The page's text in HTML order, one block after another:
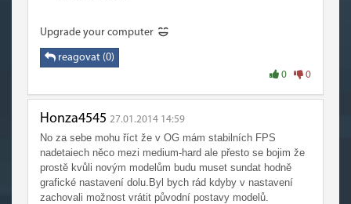
Upgrade your computer
reagovat (0)
0 0
Honza4545 27.01.2014 14:59
No za sebe mohu říct že v OG mám stabilních FPS
nadetaiech něco mezi medium-hard ale přesto se bojim že
prostě kvůli novým modelům budu muset sundat hodně
grafické nastavení dolu.Byl bych rád kdyby v nastavení
zachovali možnost vrátit původní postavy modelů.